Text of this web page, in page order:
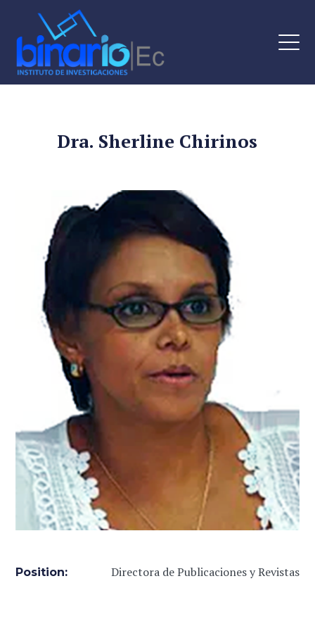
Dra. Sherline Chirinos
Position: Directora de Publicaciones y Revistas